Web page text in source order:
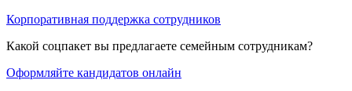
Корпоративная поддержка сотрудников
Какой соцпакет вы предлагаете семейным сотрудникам?
Оформляйте кандидатов онлайн